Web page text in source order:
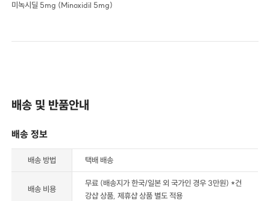
미녹시딜 5mg (Minoxidil 5mg)
배송 및 반품안내
배송 정보
배송 방법 택배 배송
배송 비용
무료 (배송지가 한국/일본 외 국가인 경우 3만원) *건
강샵 상품, 제휴샵 상품 별도 적용